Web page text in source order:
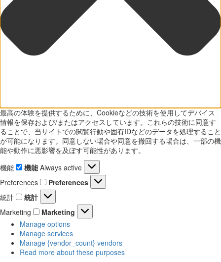
最高の体験を提供するために、Cookieなどの技術を使用してデバイス
情報を保存および/またはアクセスしています。これらの技術に同意す
ることで、当サイトでの閲覧行動や固有IDなどのデータを処理すること
が可能になります。同意しない場合や同意を撤回する場合は、一部の機
能や動作に悪影響を及ぼす可能性があります。
機能
機能 Always active
Preferences
Preferences
統計
統計
Marketing
Marketing
Manage options
Manage services
Manage {vendor_count} vendors
Read more about these purposes